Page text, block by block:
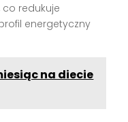
co redukuje
energetyczny
na diecie